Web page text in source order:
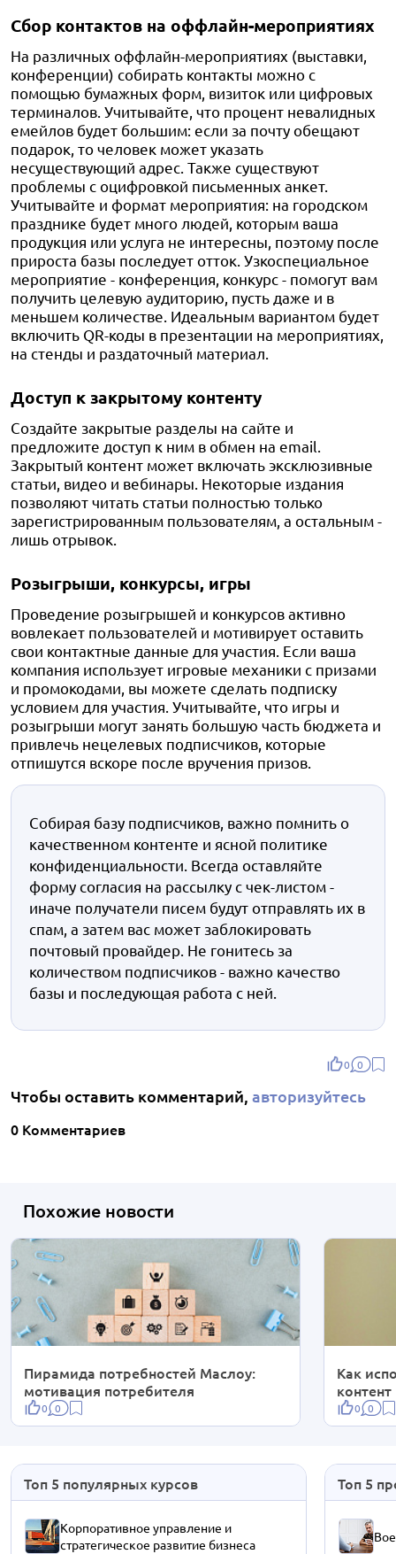
Сбор контактов на оффлайн-мероприятиях
На различных оффлайн-мероприятиях (выставки,
конференции) собирать контакты можно с
помощью бумажных форм, визиток или цифровых
терминалов. Учитывайте, что процент невалидных
емейлов будет большим: если за почту обещают
подарок, то человек может указать
несуществующий адрес. Также существуют
проблемы с оцифровкой письменных анкет.
Учитывайте и формат мероприятия: на городском
празднике будет много людей, которым ваша
продукция или услуга не интересны, поэтому после
прироста базы последует отток. Узкоспециальное
мероприятие - конференция, конкурс - помогут вам
получить целевую аудиторию, пусть даже и в
меньшем количестве. Идеальным вариантом будет
включить QR-коды в презентации на мероприятиях,
на стенды и раздаточный материал.
Доступ к закрытому контенту
Создайте закрытые разделы на сайте и
предложите доступ к ним в обмен на email.
Закрытый контент может включать эксклюзивные
статьи, видео и вебинары. Некоторые издания
позволяют читать статьи полностью только
зарегистрированным пользователям, а остальным -
лишь отрывок.
Розыгрыши, конкурсы, игры
Проведение розыгрышей и конкурсов активно
вовлекает пользователей и мотивирует оставить
свои контактные данные для участия. Если ваша
компания использует игровые механики с призами
и промокодами, вы можете сделать подписку
условием для участия. Учитывайте, что игры и
розыгрыши могут занять большую часть бюджета и
привлечь нецелевых подписчиков, которые
отпишутся вскоре после вручения призов.
Собирая базу подписчиков, важно помнить о
качественном контенте и ясной политике
конфиденциальности. Всегда оставляйте
форму согласия на рассылку с чек-листом -
иначе получатели писем будут отправлять их в
спам, а затем вас может заблокировать
почтовый провайдер. Не гонитесь за
количеством подписчиков - важно качество
базы и последующая работа с ней.
0 0
Чтобы оставить комментарий, авторизуйтесь
0 Комментариев
Похожие новости
Пирамида потребностей Маслоу:
мотивация потребителя
0 0
Как
0 0
Топ 5 популярных курсов
Корпоративное управление и
стратегическое развитие бизнеса
Топ 5